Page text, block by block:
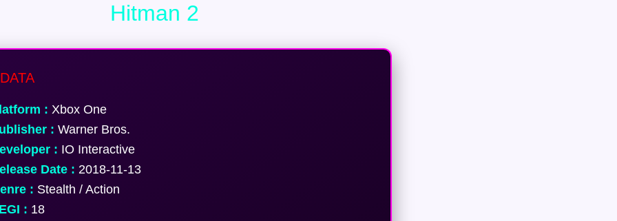
Hitman 2
: Xbox One
: Warner Bros.
: IO Interactive
Date : 2018-11-13
: Stealth / Action
: 18